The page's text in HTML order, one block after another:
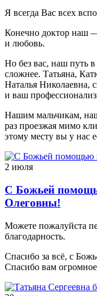
Я всегда Вас всех
Конечно доктор наш —
и любовь.
Но без вас, наш путь
сложнее. Татьяна,
Наталья Николаевна,
и ваш
Нашим мальчикам,
раз проезжая мимо
этому месту вы у нас
2 июля
С Божьей
Олеговны!
Можете пожалуйста
благодарность.
Спасибо за всё, с
Спасибо вам